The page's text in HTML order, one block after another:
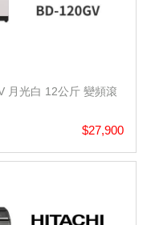
月光白 12公斤 變頻滾
$27,900